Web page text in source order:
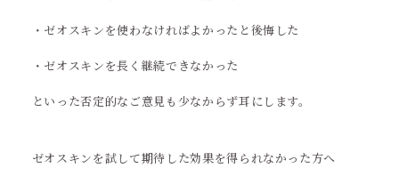
・ゼオスキンを使わなければよかったと後悔した
・ゼオスキンを長く継続できなかった
といった否定的なご意見も少なからず耳にします。
ゼオスキンを試して期待した効果を得られなかった方へ